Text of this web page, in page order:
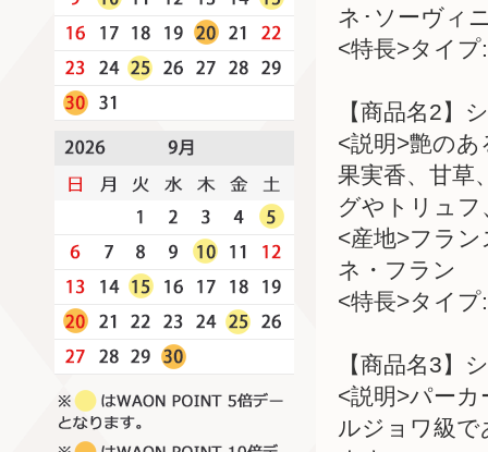
ネ･ソーヴィ
<特長>タイ
【商品名2】
<説明>艶の
果実香、甘草
グやトリュ
<産地>フラ
ネ・フラン
<特長>タイ
【商品名3】
<説明>パー
ルジョワ級